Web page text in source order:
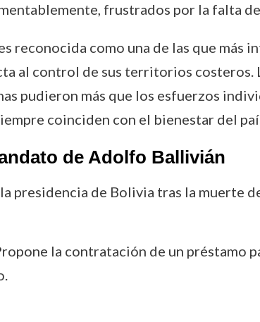
frustrados por la falta
reconocida como una de las que
al control de sus territorios
pudieron más que los esfuerzos
coinciden con el bienestar del
de Adolfo Ballivián
presidencia de Bolivia tras la muerte
la contratación de un préstamo